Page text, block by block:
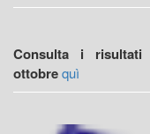
Consulta i risultati
ottobrequì